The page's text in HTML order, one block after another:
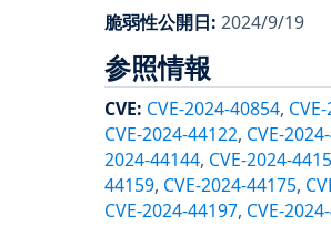
脆弱性公開日: 2024/9/19
参照情報
CVE: CVE-2024-40854,
CVE-2024-44122, CVE-
2024-44144, CVE-2024-
44159, CVE-2024-44175,
CVE-2024-44197, CVE-